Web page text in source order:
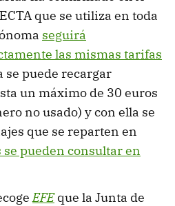
que se utiliza en toda
seguirá
las mismas tarifas
se puede recargar
un máximo de 30 euros
no usado) y con ella se
que se reparten en
se pueden consultar en
EFEque la Junta de